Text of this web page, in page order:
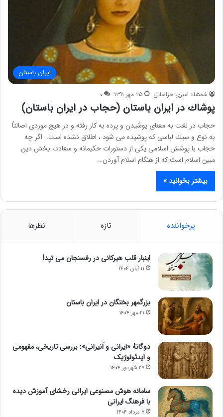
ایران باستان
شمشاد امیری خراسانی ۲۵ مهر ۱۳۹۱ ۰
پوشاك در ایران باستان (حجاب در ایران باستان)
حجاب در لغت به معنای پوشیدن و پرده به كار رفته و در هیچ موردی اصالتاً
به نوع و سبك لباسی كه پوشیده می شود ، اطلاق نشده است. اگر چه
حجاب با پوشش اسلامی یكی از دستورات حكیمانه و سعادت بخش دین
مبین اسلام است كه از هنگام اسلام آوردن…
بیشتر بخوانید »
پرخواننده تازه نظرها
اینبار قلب هیرکانی در رفسنجان می تپد!
۱۱ آبان ۱۴۰۴
بزرگمهر بختگان در ایران باستان
۲۱ مهر ۱۴۰۴
دوگانهٔ «ایرانی و اَنیرانی»: بررسی تاریخی، مفهومی
و ایدئولوژیک
۲۷ شهریور ۱۴۰۴
سامانه هوش مصنوعی ایرانی رخشای آموزش دیده
با فرهنگ ایرانی
۷ مرداد ۱۴۰۴